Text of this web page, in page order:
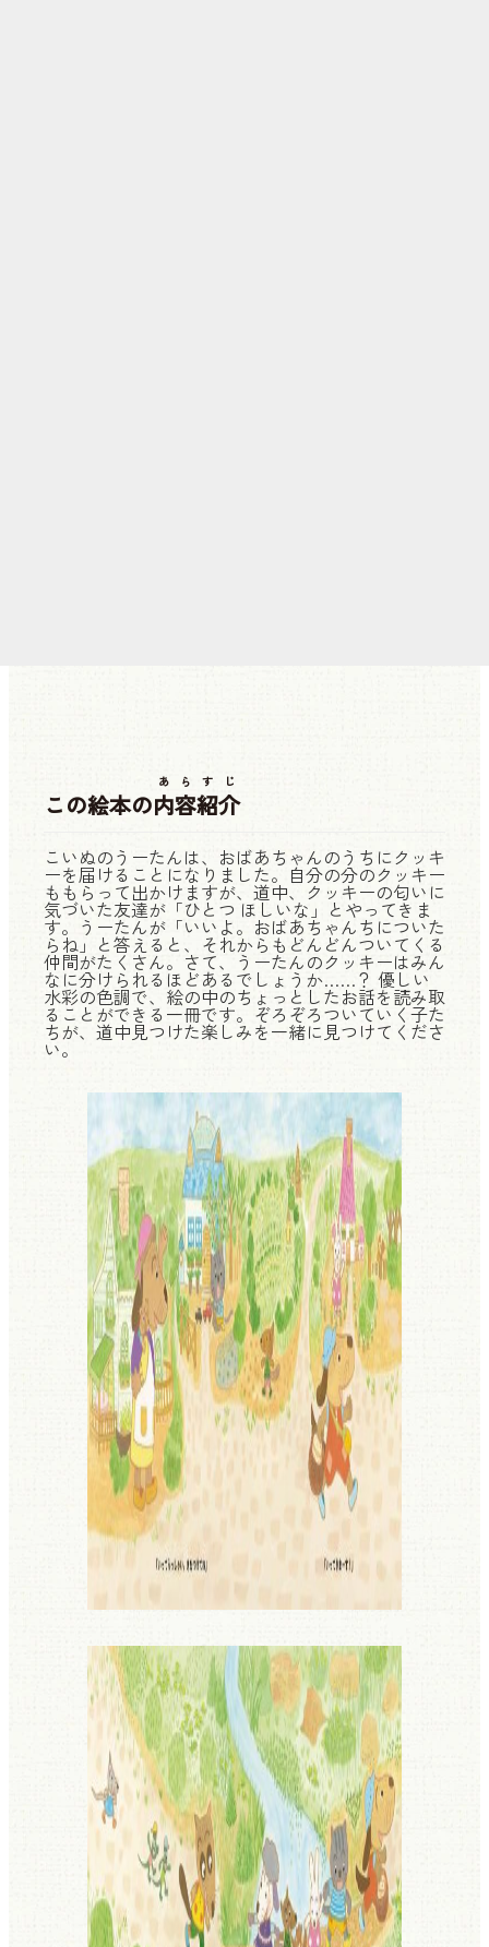
この絵本の内容紹介
あらすじ
こいぬのうーたんは、おばあちゃんのうちにクッキ
ーを届けることになりました。自分の分のクッキー
ももらって出かけますが、道中、クッキーの匂いに
気づいた友達が「ひとつ ほしいな」とやってきま
す。うーたんが「いいよ。おばあちゃんちについた
らね」と答えると、それからもどんどんついてくる
仲間がたくさん。さて、うーたんのクッキーはみん
なに分けられるほどあるでしょうか……？ 優しい
水彩の色調で、絵の中のちょっとしたお話を読み取
ることができる一冊です。ぞろぞろついていく子た
ちが、道中見つけた楽しみを一緒に見つけてくださ
い。